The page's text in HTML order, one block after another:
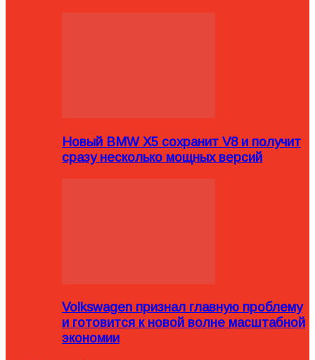
Новый BMW X5 сохранит V8 и получит
сразу несколько мощных версий
Volkswagen признал главную проблему
и готовится к новой волне масштабной
экономии